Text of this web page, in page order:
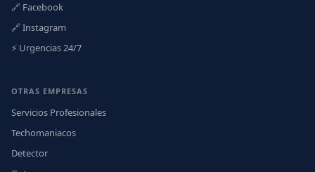
🔗 Facebook
🔗 Instagram
⚡ Urgencias 24/7
OTRAS EMPRESAS
Servicios Profesionales
Techomaniacos
Detector